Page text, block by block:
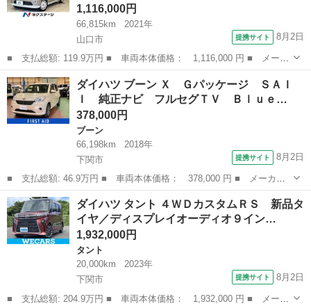
1,116,000円
66,815km
2021年
山口市
提携サイト 8月2日
■ 支払総額: 119.9万円 ■ 車両本体価格： 1,116,000 円 ■ メーカ
ー名： ダイハツ ■ 車種名： ムーヴキャンバス ■ グレード
名： ＧメイクアップＶＳ ＳＡＩＩＩ ２トーンカラー ナビ 全
周囲カメラ ...
山口 山口市 ダイハツ
ダイハツ ブーン Ｘ Ｇパッケージ ＳＡＩ
Ｉ 純正ナビ フルセグＴＶ Ｂｌｕｅ…
378,000円
ブーン
66,198km
2018年
下関市
提携サイト 8月2日
■ 支払総額: 46.9万円 ■ 車両本体価格： 378,000 円 ■ メーカー
名： ダイハツ ■ 車種名： ブーン ■ グレード名： Ｘ Ｇパッ
ケージ ＳＡＩＩ 純正ナビ フルセグＴＶ Ｂｌｕｅｔｏｏｔｈ
ビルトインＥ...
山口 下関市 ブーン
ダイハツ タント ４ＷＤカスタムＲＳ 新品タ
イヤ／ディスプレイオーディオ９イン…
1,932,000円
タント
20,000km
2023年
下関市
提携サイト 8月2日
■ 支払総額: 204.9万円 ■ 車両本体価格： 1,932,000 円 ■ メーカ